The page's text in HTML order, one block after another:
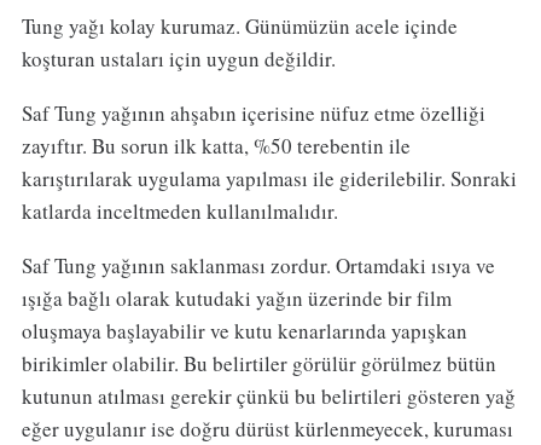
Tung yağı kolay kurumaz. Günümüzün acele içinde
koşturan ustaları için uygun değildir.
Saf Tung yağının ahşabın içerisine nüfuz etme özelliği
zayıftır. Bu sorun ilk katta, %50 terebentin ile
karıştırılarak uygulama yapılması ile giderilebilir. Sonraki
katlarda inceltmeden kullanılmalıdır.
Saf Tung yağının saklanması zordur. Ortamdaki ısıya ve
ışığa bağlı olarak kutudaki yağın üzerinde bir film
oluşmaya başlayabilir ve kutu kenarlarında yapışkan
birikimler olabilir. Bu belirtiler görülür görülmez bütün
kutunun atılması gerekir çünkü bu belirtileri gösteren yağ
eğer uygulanır ise doğru dürüst kürlenmeyecek, kuruması